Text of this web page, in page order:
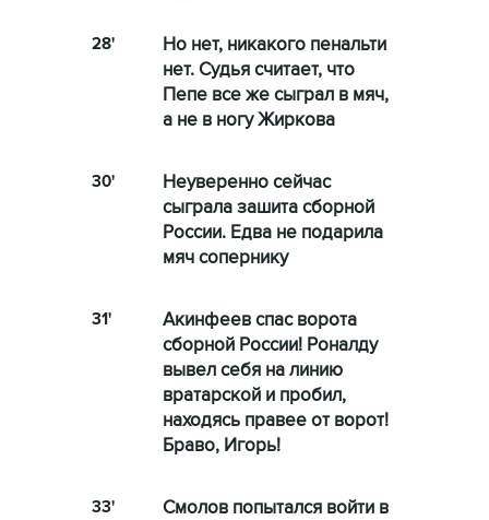
28'
Но нет, никакого пенальти
нет. Судья считает, что
Пепе все же сыграл в мяч,
а не в ногу Жиркова
30'
Неуверенно сейчас
сыграла зашита сборной
России. Едва не подарила
мяч сопернику
31'
Акинфеев спас ворота
сборной России! Роналду
вывел себя на линию
вратарской и пробил,
находясь правее от ворот!
Браво, Игорь!
33'
Смолов попытался войти в